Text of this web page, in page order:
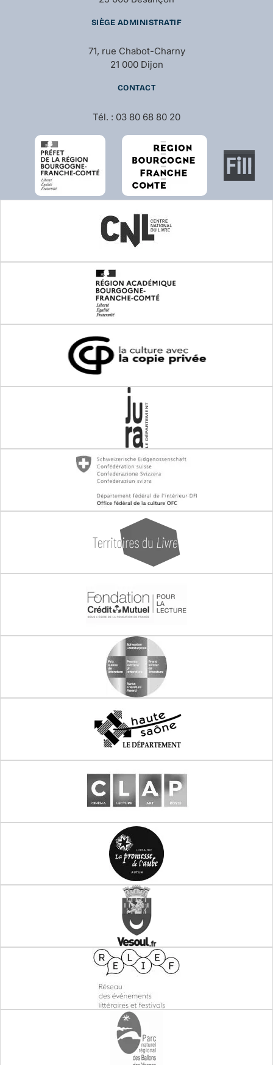
SIÈGE ADMINISTRATIF
71, rue Chabot-Charny
21 000 Dijon
CONTACT
Tél. : 03 80 68 80 20